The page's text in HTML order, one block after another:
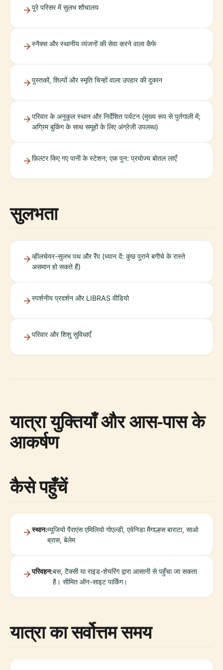
पूरे परिसर में सुलभ शौचालय
स्नैक्स और स्थानीय व्यंजनों की सेवा करने वाला कैफे
पुस्तकों, शिल्पों और स्मृति चिन्हों वाला उपहार की दुकान
परिवार के अनुकूल स्थान और निर्देशित पर्यटन (मुख्य रूप से पुर्तगाली में;
अग्रिम बुकिंग के साथ समूहों के लिए अंग्रेजी उपलब्ध)
फ़िल्टर किए गए पानी के स्टेशन; एक पुन: प्रयोज्य बोतल लाएँ
सुलभता
व्हीलचेयर-सुलभ पथ और रैंप (ध्यान दें: कुछ पुराने बगीचे के रास्ते
असमान हो सकते हैं)
स्पर्शनीय प्रदर्शन और LIBRAS वीडियो
परिवार और शिशु सुविधाएँ
यात्रा युक्तियाँ और आस-पास के
आकर्षण
कैसे पहुँचें
स्थान:म्यूजियो पैराएंस एमिलियो गोएल्डी, एवेनिडा मैगाल्हस बाराटा, साओ
ब्रास, बेलेम
परिवहन:बस, टैक्सी या राइड-शेयरिंग द्वारा आसानी से पहुँचा जा सकता
है। सीमित ऑन-साइट पार्किंग।
यात्रा का सर्वोत्तम समय